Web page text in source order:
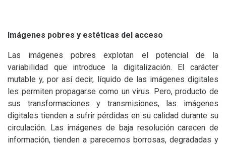
Imágenes pobres y estéticas del acceso
Las imágenes pobres explotan el potencial de la
variabilidad que introduce la digitalización. El carácter
mutable y, por así decir, líquido de las imágenes digitales
les permiten propagarse como un virus. Pero, producto de
sus transformaciones y transmisiones, las imágenes
digitales tienden a sufrir pérdidas en su calidad durante su
circulación. Las imágenes de baja resolución carecen de
información, tienden a parecernos borrosas, degradadas y